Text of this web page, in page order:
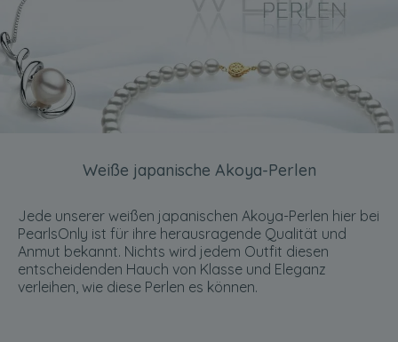
Weiße japanische Akoya-Perlen
Jede unserer weißen japanischen Akoya-Perlen hier bei
PearlsOnly ist für ihre herausragende Qualität und
Anmut bekannt. Nichts wird jedem Outfit diesen
entscheidenden Hauch von Klasse und Eleganz
verleihen, wie diese Perlen es können.